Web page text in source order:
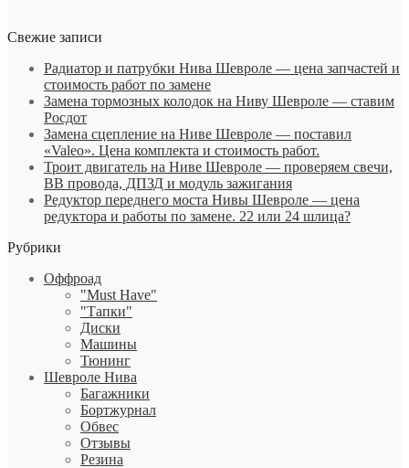
Свежие записи
Радиатор и патрубки Нива Шевроле — цена запчастей и
стоимость работ по замене
Замена тормозных колодок на Ниву Шевроле — ставим
Росдот
Замена сцепление на Ниве Шевроле — поставил
«Valeo». Цена комплекта и стоимость работ.
Троит двигатель на Ниве Шевроле — проверяем свечи,
ВВ провода, ДПЗД и модуль зажигания
Редуктор переднего моста Нивы Шевроле — цена
редуктора и работы по замене. 22 или 24 шлица?
Рубрики
Оффроад
"Must Have"
"Тапки"
Диски
Машины
Тюнинг
Шевроле Нива
Багажники
Бортжурнал
Обвес
Отзывы
Резина